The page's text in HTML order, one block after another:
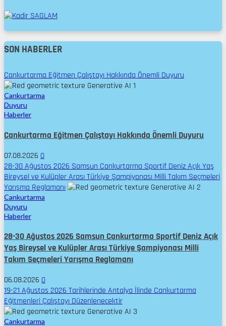
SON HABERLER
Cankurtarma Eğitmen Çalıştayı Hakkında Önemli Duyuru
1
Cankurtarma
Duyuru
Haberler
Cankurtarma Eğitmen Çalıştayı Hakkında Önemli Duyuru
07.08.2026 0
28-30 Ağustos 2026 Samsun Cankurtarma Sportif Deniz Açık Yaş
Bireysel ve Kulüpler Arası Türkiye Şampiyonası Milli Takım Seçmeleri
Yarışma Reglamanı
2
Cankurtarma
Duyuru
Haberler
28-30 Ağustos 2026 Samsun Cankurtarma Sportif Deniz Açık
Yaş Bireysel ve Kulüpler Arası Türkiye Şampiyonası Milli
Takım Seçmeleri Yarışma Reglamanı
06.08.2026 0
19-21 Ağustos 2026 Tarihlerinde Antalya İlinde Cankurtarma
Eğitmenleri Çalıştayı Düzenlenecektir
3
Cankurtarma